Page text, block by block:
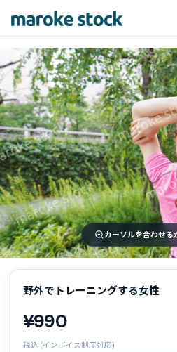
カーソルを合わせる
野外でトレーニングする女性
¥990
税込 (インボイス制度対応)